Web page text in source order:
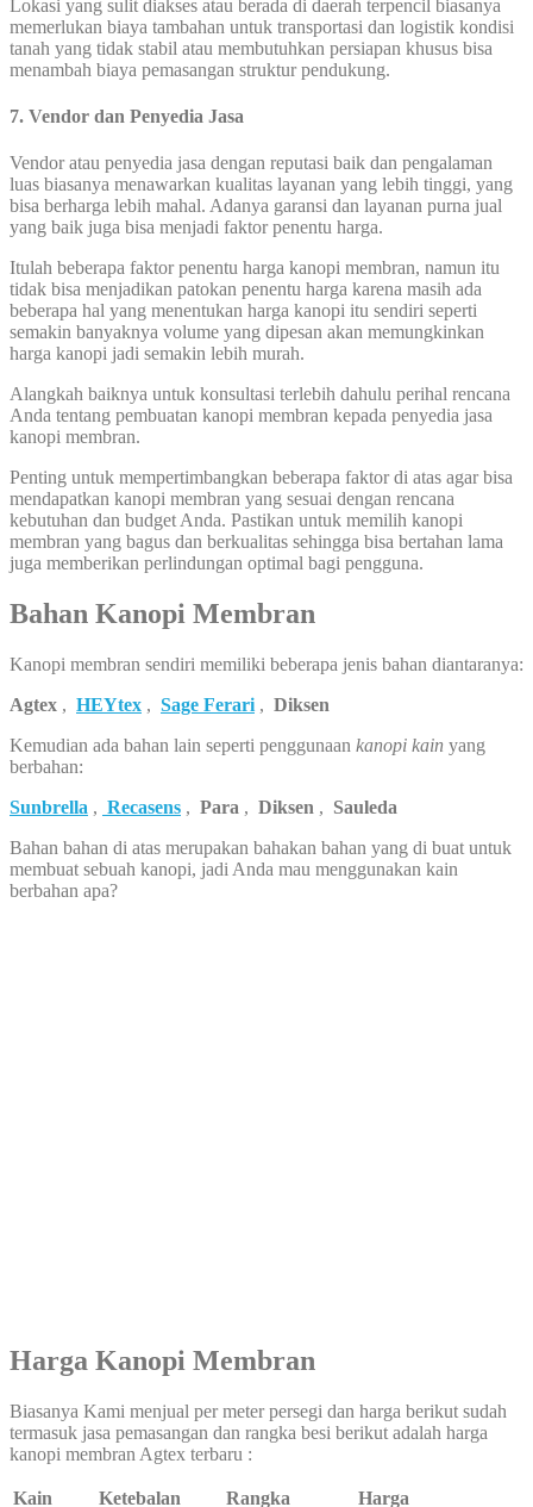
Lokasi yang sulit diakses atau berada di daerah terpencil biasanya
memerlukan biaya tambahan untuk transportasi dan logistik kondisi
tanah yang tidak stabil atau membutuhkan persiapan khusus bisa
menambah biaya pemasangan struktur pendukung.
7. Vendor dan Penyedia Jasa
Vendor atau penyedia jasa dengan reputasi baik dan pengalaman
luas biasanya menawarkan kualitas layanan yang lebih tinggi, yang
bisa berharga lebih mahal. Adanya garansi dan layanan purna jual
yang baik juga bisa menjadi faktor penentu harga.
Itulah beberapa faktor penentu harga kanopi membran, namun itu
tidak bisa menjadikan patokan penentu harga karena masih ada
beberapa hal yang menentukan harga kanopi itu sendiri seperti
semakin banyaknya volume yang dipesan akan memungkinkan
harga kanopi jadi semakin lebih murah.
Alangkah baiknya untuk konsultasi terlebih dahulu perihal rencana
Anda tentang pembuatan kanopi membran kepada penyedia jasa
kanopi membran.
Penting untuk mempertimbangkan beberapa faktor di atas agar bisa
mendapatkan kanopi membran yang sesuai dengan rencana
kebutuhan dan budget Anda. Pastikan untuk memilih kanopi
membran yang bagus dan berkualitas sehingga bisa bertahan lama
juga memberikan perlindungan optimal bagi pengguna.
Bahan Kanopi Membran
Kanopi membran sendiri memiliki beberapa jenis bahan diantaranya:
Agtex , HEYtex , Sage Ferari , Diksen
Kemudian ada bahan lain seperti penggunaan kanopi kain yang
berbahan:
Sunbrella , Recasens , Para , Diksen , Sauleda
Bahan bahan di atas merupakan bahakan bahan yang di buat untuk
membuat sebuah kanopi, jadi Anda mau menggunakan kain
berbahan apa?
Harga Kanopi Membran
Biasanya Kami menjual per meter persegi dan harga berikut sudah
termasuk jasa pemasangan dan rangka besi berikut adalah harga
kanopi membran Agtex terbaru :
Kain Ketebalan Rangka Harga